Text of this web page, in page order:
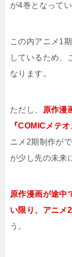
が4巻となってい
この内アニメ1
しているため、
なります。
ただし、
原作漫
『COMICメテ
ニメ2期制作が
が少し先の未来
原作漫画が途中
い限り、アニメ
う。